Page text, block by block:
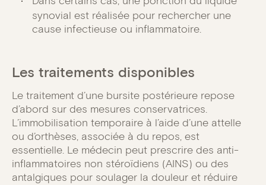
synovial est réalisée pour rechercher une
cause infectieuse ou inflammatoire.
Les traitements disponibles
Le traitement d’une bursite postérieure repose
d’abord sur des mesures conservatrices.
L’immobilisation temporaire à l’aide d’une attelle
ou d’orthèses, associée à du repos, est
essentielle. Le médecin peut prescrire des anti-
inflammatoires non stéroïdiens (AINS) ou des
antalgiques pour soulager la douleur et réduire